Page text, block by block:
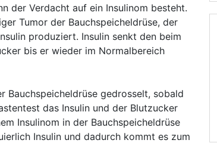
der Verdacht auf ein Insulinom besteht.
Tumor der Bauchspeicheldrüse, der
produziert. Insulin senkt den beim
bis er wieder im Normalbereich
Bauchspeicheldrüse gedrosselt, sobald
das Insulin und der Blutzucker
Insulinom in der Bauchspeicheldrüse
Insulin und dadurch kommt es zum